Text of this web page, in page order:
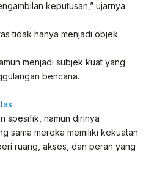
keputusan,” ujarnya.
tidak hanya menjadi objek
menjadi subjek kuat yang
bencana.
spesifik, namun dirinya
sama mereka memiliki kekuatan
ruang, akses, dan peran yang